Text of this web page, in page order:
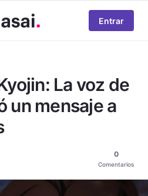
Entrar
La voz de
un mensaje a
0
Comentarios